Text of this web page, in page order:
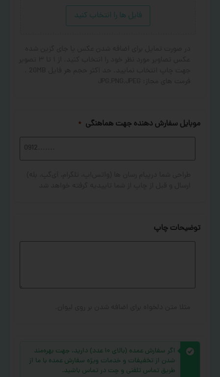
فایل ها را انتخاب کنید
موبایل سفارش دهنده جهت هماهنگی *
توضیحات چاپ
اگر سفارش عمده (بالای ۱۰ عدد) دارید، جهت بهره‌مند
شدن از تخفیفات و خدمات ویژه سفارش عمده با ما از
طریق تماس تلفنی و چت در تماس باشید.